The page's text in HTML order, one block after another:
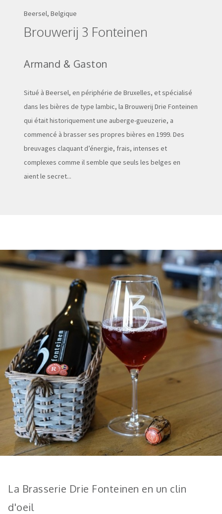
Beersel, Belgique
Brouwerij 3 Fonteinen
Armand & Gaston
Situé à Beersel, en périphérie de Bruxelles, et spécialisé
dans les bières de type lambic, la Brouwerij Drie Fonteinen
qui était historiquement une auberge-gueuzerie, a
commencé à brasser ses propres bières en 1999. Des
breuvages claquant d’énergie, frais, intenses et
complexes comme il semble que seuls les belges en
aient le secret...
La Brasserie Drie Fonteinen en un clin
d'oeil